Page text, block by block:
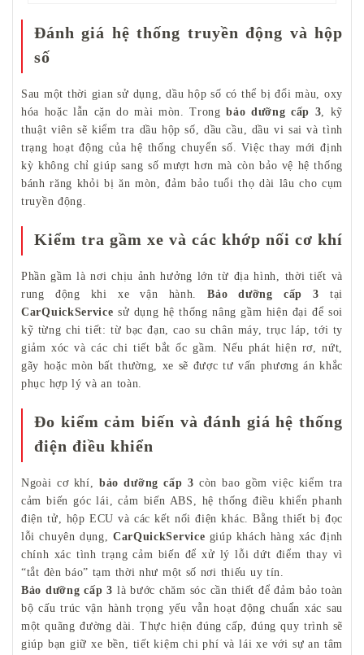
Đánh giá hệ thống truyền động và hộp
số
Sau một thời gian sử dụng, dầu hộp số có thể bị đổi màu, oxy
hóa hoặc lẫn cặn do mài mòn. Trongbảo dưỡng cấp 3, kỹ
thuật viên sẽ kiểm tra dầu hộp số, dầu cầu, dầu vi sai và tình
trạng hoạt động của hệ thống chuyển số. Việc thay mới định
kỳ không chỉ giúp sang số mượt hơn mà còn bảo vệ hệ thống
bánh răng khỏi bị ăn mòn, đảm bảo tuổi thọ dài lâu cho cụm
truyền động.
Kiểm tra gầm xe và các khớp nối cơ khí
Phần gầm là nơi chịu ảnh hưởng lớn từ địa hình, thời tiết và
rung động khi xe vận hành.Bảo dưỡng cấp 3 tại
CarQuickService sử dụng hệ thống nâng gầm hiện đại để soi
kỹ từng chi tiết: từ bạc đạn, cao su chân máy, trục láp, tới ty
giảm xóc và các chi tiết bắt ốc gầm. Nếu phát hiện rơ, nứt,
gãy hoặc mòn bất thường, xe sẽ được tư vấn phương án khắc
phục hợp lý và an toàn.
Đo kiểm cảm biến và đánh giá hệ thống
điện điều khiển
Ngoài cơ khí, bảo dưỡng cấp 3 còn bao gồm việc kiểm tra
cảm biến góc lái, cảm biến ABS, hệ thống điều khiển phanh
điện tử, hộp ECU và các kết nối điện khác. Bằng thiết bị đọc
lỗi chuyên dụng, CarQuickService giúp khách hàng xác định
chính xác tình trạng cảm biến để xử lý lỗi dứt điểm thay vì
“tắt đèn báo” tạm thời như một số nơi thiếu uy tín.
Bảo dưỡng cấp 3 là bước chăm sóc cần thiết để đảm bảo toàn
bộ cấu trúc vận hành trọng yếu vẫn hoạt động chuẩn xác sau
một quãng đường dài. Thực hiện đúng cấp, đúng quy trình sẽ
giúp bạn giữ xe bền, tiết kiệm chi phí và lái xe với sự an tâm